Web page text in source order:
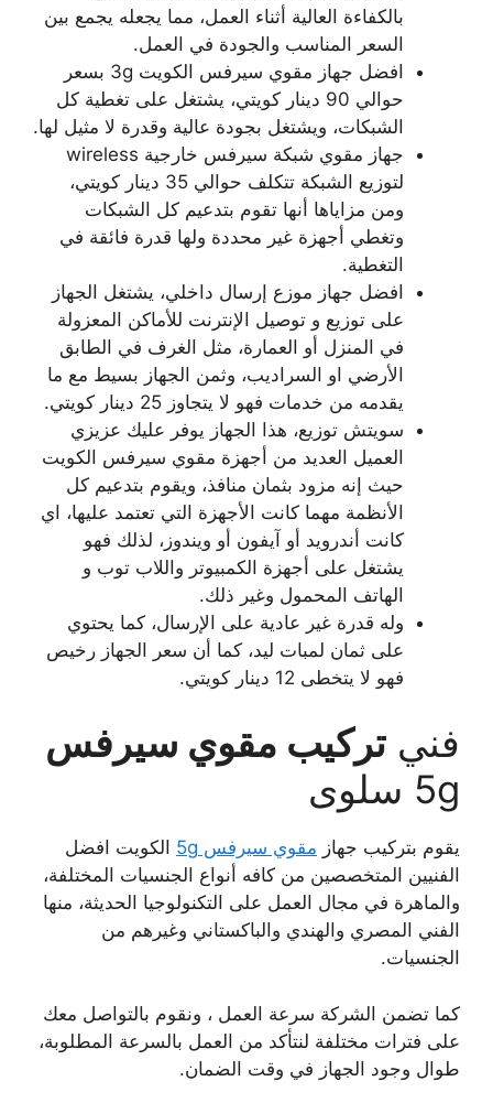
بالكفاءة العالية أثناء العمل، مما يجعله يجمع بين
السعر المناسب والجودة في العمل.
افضل جهاز مقوي سيرفس الكويت 3g بسعر
حوالي 90 دينار كويتي، يشتغل على تغطية كل
الشبكات، ويشتغل بجودة عالية وقدرة لا مثيل لها.
جهاز مقوي شبكة سيرفس خارجية wireless
لتوزيع الشبكة تتكلف حوالي 35 دينار كويتي،
ومن مزاياها أنها تقوم بتدعيم كل الشبكات
وتغطي أجهزة غير محددة ولها قدرة فائقة في
التغطية.
افضل جهاز موزع إرسال داخلي، يشتغل الجهاز
على توزيع و توصيل الإنترنت للأماكن المعزولة
في المنزل أو العمارة، مثل الغرف في الطابق
الأرضي او السراديب، وثمن الجهاز بسيط مع ما
يقدمه من خدمات فهو لا يتجاوز 25 دينار كويتي.
سويتش توزيع، هذا الجهاز يوفر عليك عزيزي
العميل العديد من أجهزة مقوي سيرفس الكويت
حيث إنه مزود بثمان منافذ، ويقوم بتدعيم كل
الأنظمة مهما كانت الأجهزة التي تعتمد عليها، اي
كانت أندرويد أو آيفون أو ويندوز، لذلك فهو
يشتغل على أجهزة الكمبيوتر واللاب توب و
الهاتف المحمول وغير ذلك.
وله قدرة غير عادية على الإرسال، كما يحتوي
على ثمان لمبات ليد، كما أن سعر الجهاز رخيص
فهو لا يتخطى 12 دينار كويتي.
فني تركيب مقوي سيرفس
5g سلوى
يقوم بتركيب جهاز مقوي سيرفس 5g
الكويت افضل
الفنيين المتخصصين من كافه أنواع الجنسيات المختلفة،
والماهرة في مجال العمل على التكنولوجيا الحديثة، منها
الفني المصري والهندي والباكستاني وغيرهم من
الجنسيات.
كما تضمن الشركة سرعة العمل ، ونقوم بالتواصل معك
على فترات مختلفة لنتأكد من العمل بالسرعة المطلوبة،
طوال وجود الجهاز في وقت الضمان.